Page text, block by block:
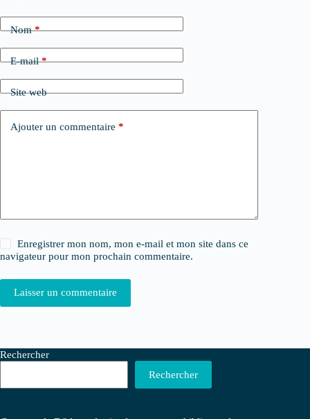
Nom*
E-mail*
Site web
Ajouter un commentaire *
Enregistrer mon nom, mon e-mail et mon site dans ce
navigateur pour mon prochain commentaire.
Laisser un commentaire
Rechercher
Rechercher